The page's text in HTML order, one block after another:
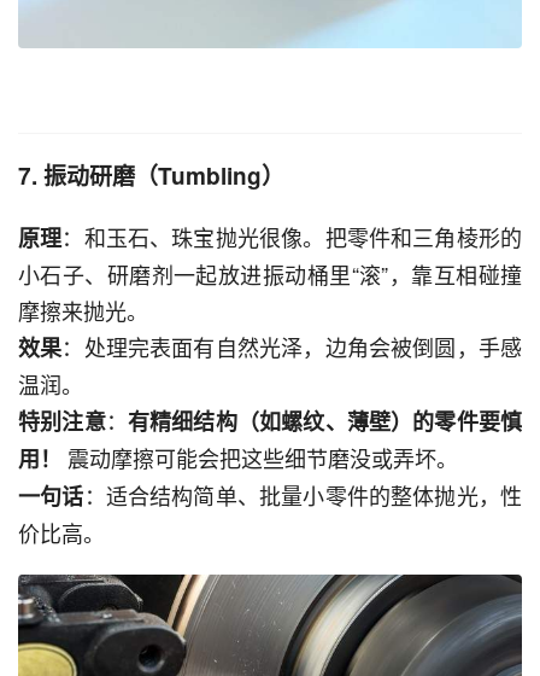
7. 振动研磨（Tumbling）
原理：和玉石、珠宝抛光很像。把零件和三角棱形的
小石子、研磨剂一起放进振动桶里“滚”，靠互相碰撞
摩擦来抛光。
效果：处理完表面有自然光泽，边角会被倒圆，手感
温润。
特别注意： 有精细结构（如螺纹、薄壁）的零件要慎
用！
震动摩擦可能会把这些细节磨没或弄坏。
一句话：适合结构简单、批量小零件的整体抛光，性
价比高。